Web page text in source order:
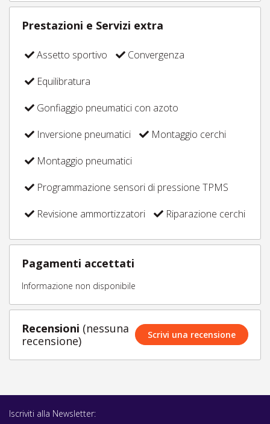
Prestazioni e Servizi extra
Assetto sportivo
Convergenza
Equilibratura
Gonfiaggio pneumatici con azoto
Inversione pneumatici
Montaggio cerchi
Montaggio pneumatici
Programmazione sensori di pressione TPMS
Revisione ammortizzatori
Riparazione cerchi
Pagamenti accettati
Informazione non disponibile
Recensioni (nessuna
recensione)
Scrivi una recensione
Iscriviti alla Newsletter: